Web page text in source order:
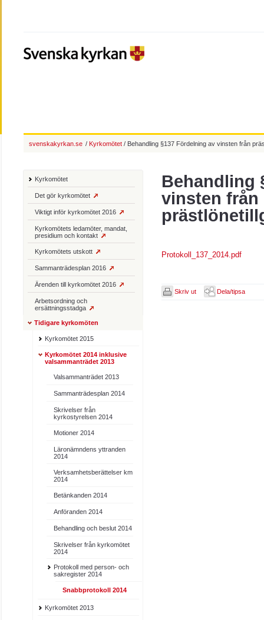
Behandling
vinsten från
Protokoll_137_2014.pdf
Skriv ut Dela/tipsa
Kyrkomötet
Det gör kyrkomötet
Viktigt inför kyrkomötet 2016
Kyrkomötets ledamöter, mandat,
presidium och kontakt
Kyrkomötets utskott
Sammanträdesplan 2016
Ärenden till kyrkomötet 2016
Arbetsordning och
ersättningsstadga
Tidigare kyrkomöten
Kyrkomötet 2015
Kyrkomötet 2014 inklusive
valsammanträdet 2013
Valsammanträdet 2013
Sammanträdesplan 2014
Skrivelser från
kyrkostyrelsen 2014
Motioner 2014
Läronämndens yttranden
2014
Verksamhetsberättelser km
2014
Betänkanden 2014
Anföranden 2014
Behandling och beslut 2014
Skrivelser från kyrkomötet
2014
Protokoll med person- och
sakregister 2014
Snabbprotokoll 2014
Kyrkomötet 2013
svenskakyrkan.se / Kyrkomötet / Behandling §137 Fördelning av vinsten från